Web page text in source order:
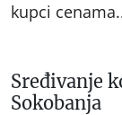
kupci
Sređivanje
Sokobanja